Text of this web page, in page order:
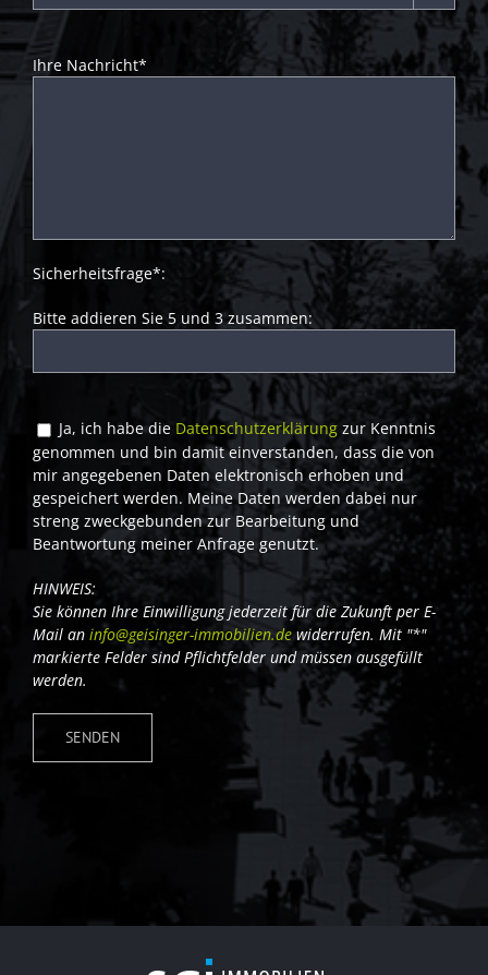
Ihre Nachricht*
Sicherheitsfrage*:
Bitte addieren Sie 5 und 3 zusammen:
Ja, ich habe die Datenschutzerklärung zur Kenntnis
genommen und bin damit einverstanden, dass die von
mir angegebenen Daten elektronisch erhoben und
gespeichert werden. Meine Daten werden dabei nur
streng zweckgebunden zur Bearbeitung und
Beantwortung meiner Anfrage genutzt.
HINWEIS:
Sie können Ihre Einwilligung jederzeit für die Zukunft per E-
Mail an info@geisinger-immobilien.dewiderrufen. Mit "*"
markierte Felder sind Pflichtfelder und müssen ausgefüllt
werden.